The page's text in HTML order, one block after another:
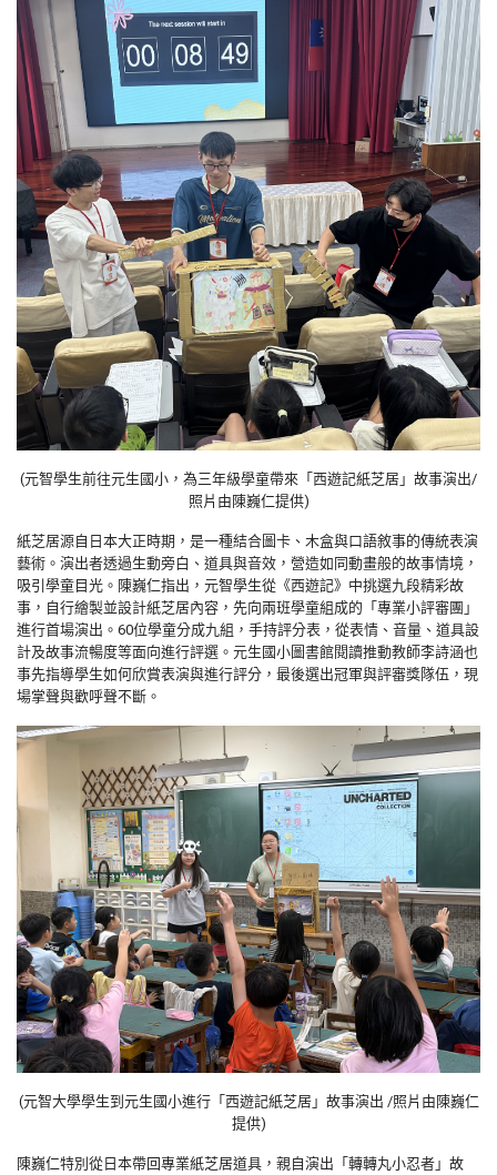
(元智學生前往元生國小，為三年級學童帶來「西遊記紙芝居」故事演出/
照片由陳巍仁提供)
紙芝居源自日本大正時期，是一種結合圖卡、木盒與口語敘事的傳統表演
藝術。演出者透過生動旁白、道具與音效，營造如同動畫般的故事情境，
吸引學童目光。陳巍仁指出，元智學生從《西遊記》中挑選九段精彩故
事，自行繪製並設計紙芝居內容，先向兩班學童組成的「專業小評審團」
進行首場演出。 60位學童分成九組，手持評分表，從表情、音量、道具設
計及故事流暢度等面向進行評選。元生國小圖書館閱讀推動教師李詩涵也
事先指導學生如何欣賞表演與進行評分，最後選出冠軍與評審獎隊伍，現
場掌聲與歡呼聲不斷。
(元智大學學生到元生國小進行「西遊記紙芝居」故事演出 /照片由陳巍仁
提供)
陳巍仁特別從日本帶回專業紙芝居道具，親自演出「轉轉丸小忍者」故